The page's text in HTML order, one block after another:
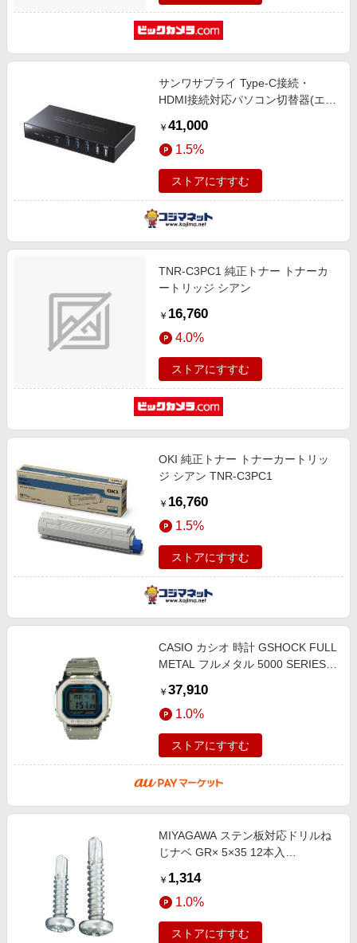
サンワサプライ Type-C接続・
HDMI接続対応パソコン切替器(エミ
￥ 41,000
1.5%
ストアにすすむ
TNR-C3PC1 純正トナー トナーカ
ートリッジ シアン
￥ 16,760
4.0%
ストアにすすむ
OKI 純正トナー トナーカートリッ
ジ シアン TNR-C3PC1
￥ 16,760
1.5%
ストアにすすむ
CASIO カシオ 時計 GSHOCK FULL
METAL フルメタル 5000 SERIES
ンズ デジタル【本物保証】
￥ 37,910
1.0%
ストアにすすむ
MIYAGAWA ステン板対応ドリルね
じナベ GR× 5×35 12本入
￥ 1,314
1.0%
ストアにすすむ